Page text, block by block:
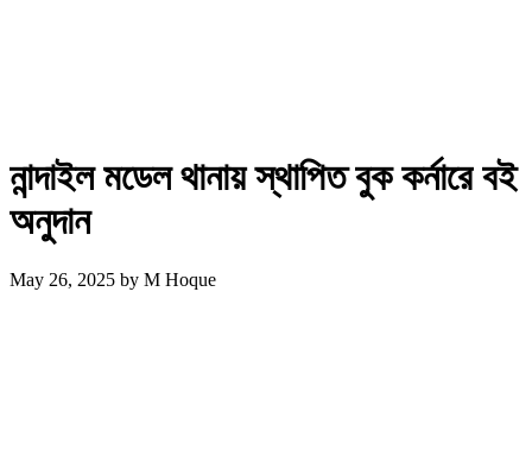
নান্দাইল মডেল থানায় স্থাপিত বুক কর্নারে বই
অনুদান
May 26, 2025 by M Hoque